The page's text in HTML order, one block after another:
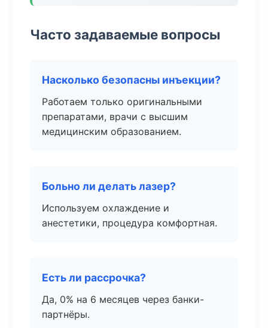
Часто задаваемые вопросы
Насколько безопасны инъекции?
Работаем только оригинальными
препаратами, врачи с высшим
медицинским образованием.
Больно ли делать лазер?
Используем охлаждение и
анестетики, процедура комфортная.
Есть ли рассрочка?
Да, 0% на 6 месяцев через банки-
партнёры.